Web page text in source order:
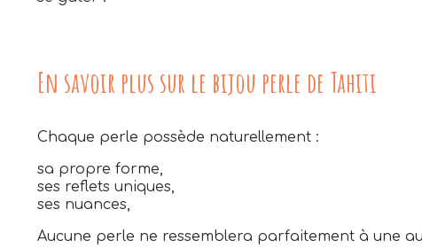
En savoir plus sur le bijou perle de Tahiti
Chaque perle possède naturellement :
sa propre forme,
ses reflets uniques,
ses nuances,
Aucune perle ne ressemblera parfaitement à une